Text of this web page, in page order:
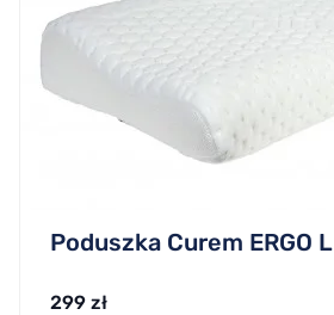
Poduszka Curem ERGO L
299 zł